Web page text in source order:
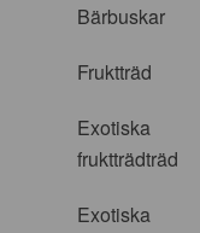
Bärbuskar
Fruktträd
Exotiska
fruktträdträd
Exotiska